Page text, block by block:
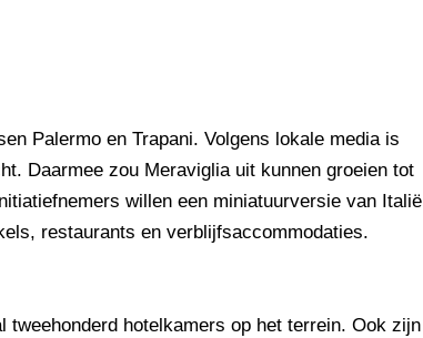
Palermo en Trapani. Volgens lokale media is
Daarmee zou Meraviglia uit kunnen groeien tot
willen een miniatuurversie van Italië
restaurants en verblijfsaccommodaties.
tweehonderd hotelkamers op het terrein. Ook zijn